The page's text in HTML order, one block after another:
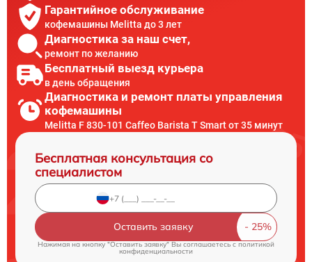
Гарантийное обслуживание
кофемашины Melitta до 3 лет
Диагностика за наш счет,
ремонт по желанию
Бесплатный выезд курьера
в день обращения
Диагностика и ремонт платы управления
кофемашины
Melitta F 830-101 Caffeo Barista T Smart от 35 минут
Бесплатная консультация со
специалистом
Оставить заявку
Нажимая на кнопку "Оставить заявку" Вы соглашаетесь cполитикой
конфиденциальности